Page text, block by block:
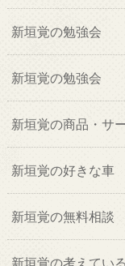
新垣覚の勉強会
新垣覚の勉強会
新垣覚の商品・サ
新垣覚の好きな車
新垣覚の無料相談
新垣覚の考えてい